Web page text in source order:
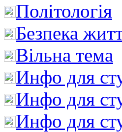
Політологія
Безпека
Вільна тема
Инфо для
Инфо для
Инфо для